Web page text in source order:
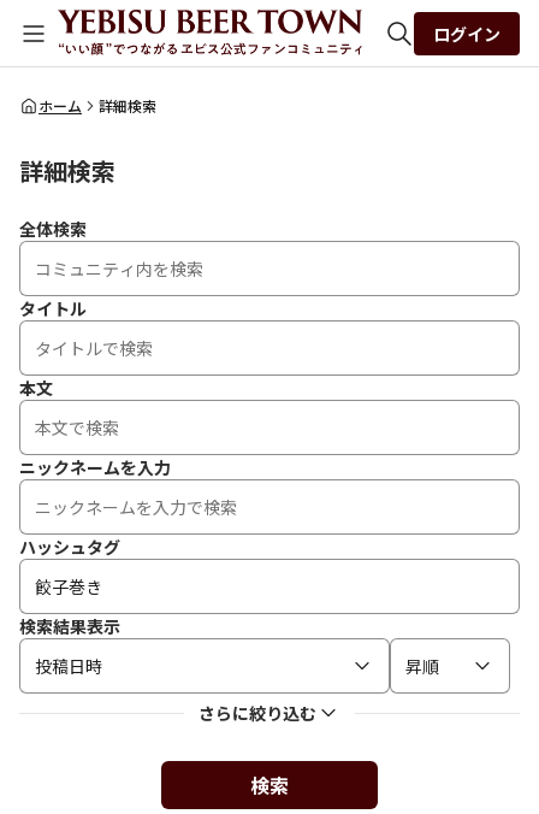
全体検索
ログイン
ホーム 詳細検索
詳細検索
全体検索
タイトル
本文
ニックネームを入力
ハッシュタグ
検索結果表示
投稿日時
昇順
さらに絞り込む
検索